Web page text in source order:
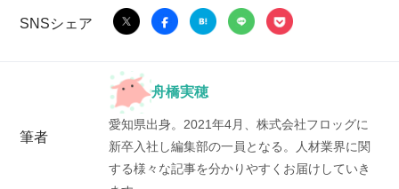
SNSシェア
筆者
舟橋実穂
愛知県出身。2021年4月、株式会社フロッグに
新卒入社し編集部の一員となる。人材業界に関
する様々な記事を分かりやすくお届けしていき